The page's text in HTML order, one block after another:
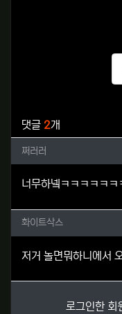
댓글 2개
쩌러러님의 댓
쩌러러
너무하넼ㅋㅋㅋㅋㅋㅋ
화이트삭스님
화이트삭스
저거 놀면뭐하니에서
로그인한 회